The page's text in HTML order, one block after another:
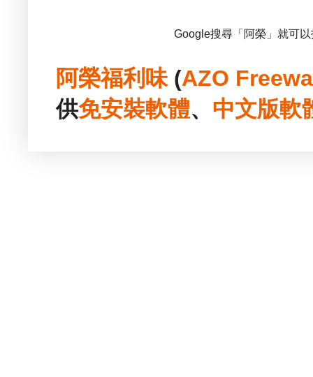
Google搜尋「阿榮」就可
阿榮福利味(AZO
供免安裝軟體、 中文版軟